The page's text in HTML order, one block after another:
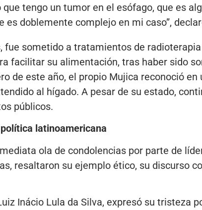
tengo un tumor en el esófago, que es
es doblemente complejo en mi caso”,
fue sometido a tratamientos de
facilitar su alimentación, tras haber sido
de este año, el propio Mujica reconoció
al hígado. A pesar de su estado,
públicos.
latinoamericana
ola de condolencias por parte de
resaltaron su ejemplo ético, su discurso
Inácio Lula da Silva, expresó su tristeza